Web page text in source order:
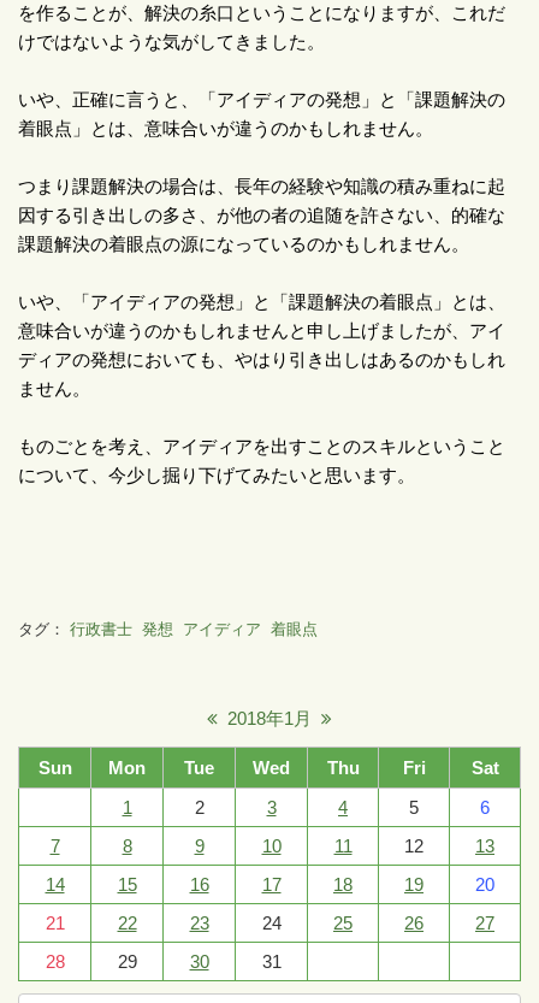
2018年1月
Sun Mon Tue Wed Thu Fri
Sat
1
2 3 4 5
6
7
8 9 10 11 12
13
14
15 16 17 18 19
20
21
22 23 24 25 26
27
28
29 30 31
を作ることが、解決の糸口ということになりますが、これだ
けではないような気がしてきました。
いや、正確に言うと、「アイディアの発想」と「課題解決の
着眼点」とは、意味合いが違うのかもしれません。
つまり課題解決の場合は、長年の経験や知識の積み重ねに起
因する引き出しの多さ、が他の者の追随を許さない、的確な
課題解決の着眼点の源になっているのかもしれません。
いや、「アイディアの発想」と「課題解決の着眼点」とは、
意味合いが違うのかもしれませんと申し上げましたが、アイ
ディアの発想においても、やはり引き出しはあるのかもしれ
ません。
ものごとを考え、アイディアを出すことのスキルということ
について、今少し掘り下げてみたいと思います。
タグ： 行政書士 発想 アイディア 着眼点